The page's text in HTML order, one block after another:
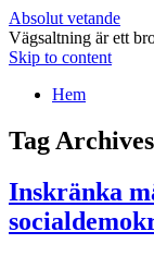
Absolut vetande
Vägsaltning är ett
Skip to content
Hem
Tag
Inskränka